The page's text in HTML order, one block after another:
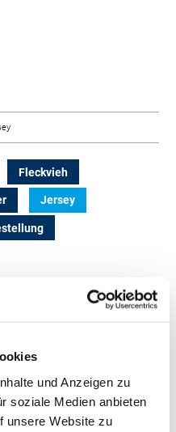
und Anzeigen zu
soziale Medien anbieten
unsere Website zu
Fleckvieh
Jersey
ANZEIGEN (5BULLEN)